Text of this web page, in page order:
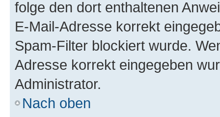
folge den dort enthaltenen
E-Mail-Adresse korrekt
Spam-Filter blockiert wurde.
Adresse korrekt eingegeben
Administrator.
Nach oben